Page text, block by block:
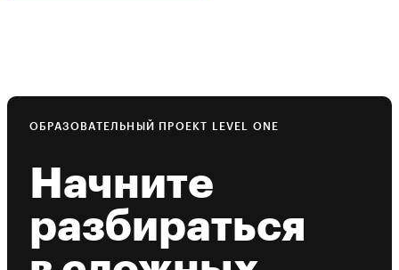
ОБРАЗОВАТЕЛЬНЫЙ ПРОЕКТ LEVEL ONE
Начните
разбираться